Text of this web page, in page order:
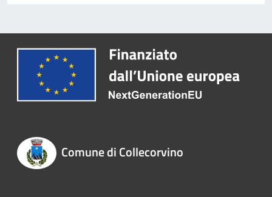
Comune di Collecorvino